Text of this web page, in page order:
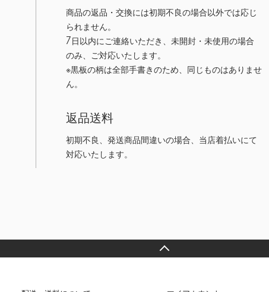
商品の返品・交換には初期不良の場合以外では応じ
られません。
7日以内にご連絡いただき、未開封・未使用の場合
のみ、ご対応いたします。
※黒板の柄は全部手書きのため、同じものはありませ
ん。
返品送料
初期不良、発送商品間違いの場合、当店着払いにて
対応いたします。